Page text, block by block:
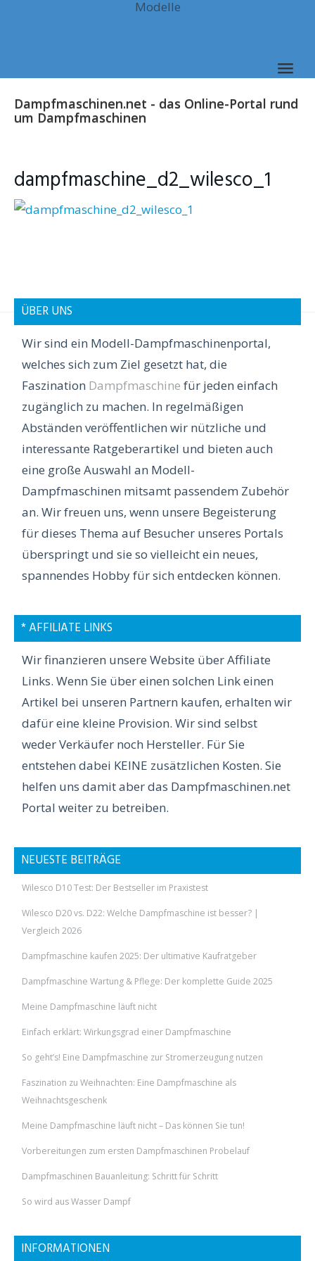
Modelle
Dampfmaschinen.net - das Online-Portal rund
um Dampfmaschinen
dampfmaschine_d2_wilesco_1
ÜBER UNS
Wir sind ein Modell-Dampfmaschinenportal,
welches sich zum Ziel gesetzt hat, die
Faszination Dampfmaschine für jeden einfach
zugänglich zu machen. In regelmäßigen
Abständen veröffentlichen wir nützliche und
interessante Ratgeberartikel und bieten auch
eine große Auswahl an Modell-
Dampfmaschinen mitsamt passendem Zubehör
an. Wir freuen uns, wenn unsere Begeisterung
für dieses Thema auf Besucher unseres Portals
überspringt und sie so vielleicht ein neues,
spannendes Hobby für sich entdecken können.
* AFFILIATE LINKS
Wir finanzieren unsere Website über Affiliate
Links. Wenn Sie über einen solchen Link einen
Artikel bei unseren Partnern kaufen, erhalten wir
dafür eine kleine Provision. Wir sind selbst
weder Verkäufer noch Hersteller. Für Sie
entstehen dabei KEINE zusätzlichen Kosten. Sie
helfen uns damit aber das Dampfmaschinen.net
Portal weiter zu betreiben.
NEUESTE BEITRÄGE
Wilesco D10 Test: Der Bestseller im Praxistest
Wilesco D20 vs. D22: Welche Dampfmaschine ist besser? |
Vergleich 2026
Dampfmaschine kaufen 2025: Der ultimative Kaufratgeber
Dampfmaschine Wartung & Pflege: Der komplette Guide 2025
Meine Dampfmaschine läuft nicht
Einfach erklärt: Wirkungsgrad einer Dampfmaschine
So geht’s! Eine Dampfmaschine zur Stromerzeugung nutzen
Faszination zu Weihnachten: Eine Dampfmaschine als
Weihnachtsgeschenk
Meine Dampfmaschine läuft nicht – Das können Sie tun!
Vorbereitungen zum ersten Dampfmaschinen Probelauf
Dampfmaschinen Bauanleitung: Schritt für Schritt
So wird aus Wasser Dampf
INFORMATIONEN